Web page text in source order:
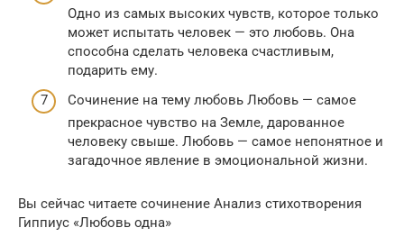
Одно из самых высоких чувств, которое только
может испытать человек — это любовь. Она
способна сделать человека счастливым,
подарить ему.
Сочинение на тему любовь Любовь — самое
прекрасное чувство на Земле, дарованное
человеку свыше. Любовь — самое непонятное и
загадочное явление в эмоциональной жизни.
Вы сейчас читаете сочинение Анализ стихотворения
Гиппиус «Любовь одна»